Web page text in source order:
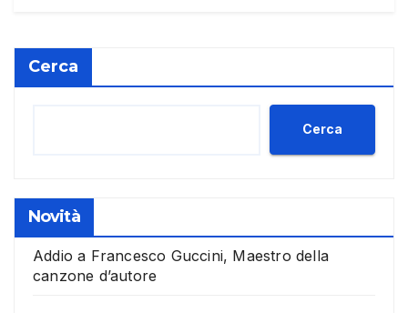
Cerca
Cerca
Novità
Addio a Francesco Guccini, Maestro della
canzone d’autore